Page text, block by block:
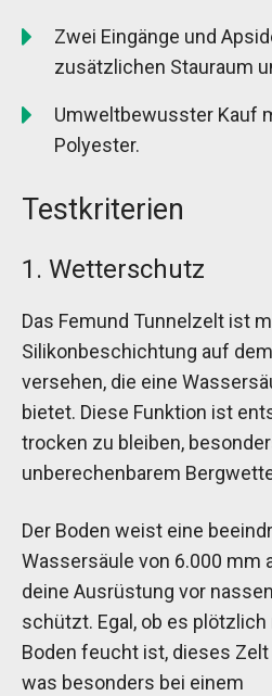
Zwei Eingänge und
zusätzlichen Stauraum
Umweltbewusster Kauf
Polyester.
Testkriterien
1. Wetterschutz
Das Femund Tunnelzelt ist
Silikonbeschichtung auf
versehen, die eine
bietet. Diese Funktion ist
trocken zu bleiben,
unberechenbarem
Der Boden weist eine
Wassersäule von 6.000 mm
deine Ausrüstung vor
schützt. Egal, ob es
Boden feucht ist, dieses
was besonders bei einem